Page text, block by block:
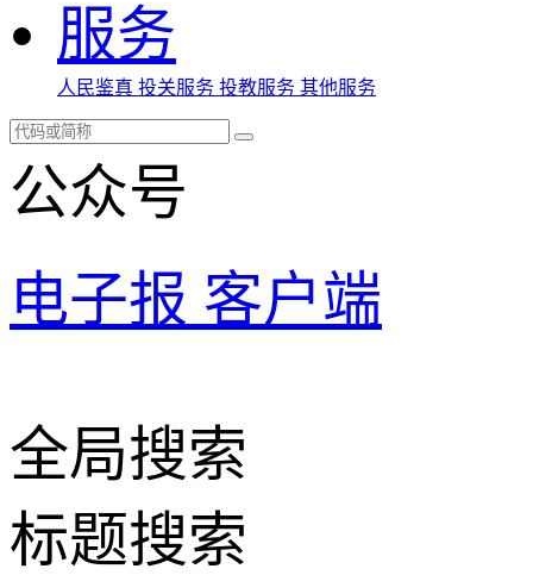
服务
人民鉴真 投关服务 投教服务 其他服务
公众号
电子报 客户端
全局搜索
标题搜索